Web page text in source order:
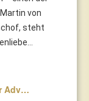
von
steht
Adv…